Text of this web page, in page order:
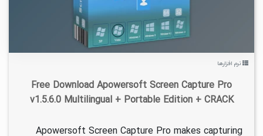
نرم افزارها
Free Download Apowersoft Screen Capture Pro
v1.5.6.0 Multilingual + Portable Edition + CRACK
Apowersoft Screen Capture Pro makes capturing